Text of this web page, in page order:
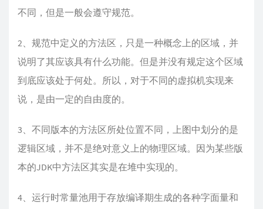
不同，但是一般会遵守规范。
2、规范中定义的方法区，只是一种概念上的区域，并
说明了其应该具有什么功能。但是并没有规定这个区域
到底应该处于何处。所以，对于不同的虚拟机实现来
说，是由一定的自由度的。
3、不同版本的方法区所处位置不同，上图中划分的是
逻辑区域，并不是绝对意义上的物理区域。因为某些版
本的JDK中方法区其实是在堆中实现的。
4、运行时常量池用于存放编译期生成的各种字面量和